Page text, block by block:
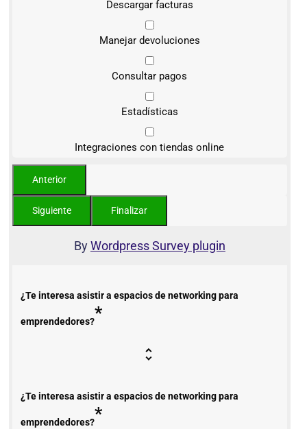
Descargar facturas
Manejar devoluciones
Consultar pagos
Estadísticas
Integraciones con tiendas online
ByWordpress Survey plugin
¿Te interesa asistir a espacios de networking para
emprendedores?*
¿Te interesa asistir a espacios de networking para
emprendedores?*